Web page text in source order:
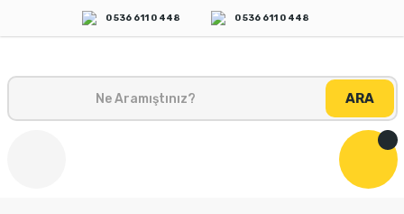
0 536 611 0 448 0 536 611 0 448
ARA